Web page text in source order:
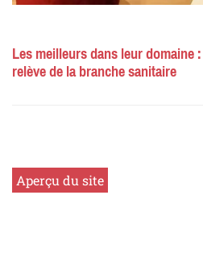
Les meilleurs dans leur domaine
relève de la branche sanitaire
Aperçu du site